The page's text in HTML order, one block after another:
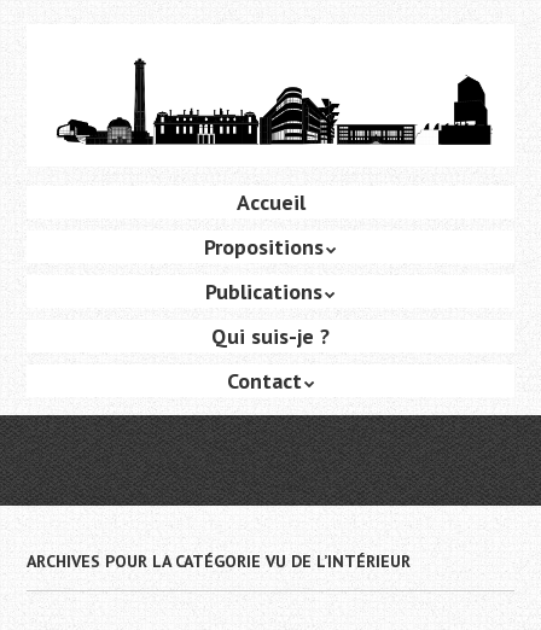
principal
au
Accueil
Propositions
Publications
Qui suis-je ?
Contact
ARCHIVES POUR LA CATÉGORIEVU DE L’INTÉRIEUR